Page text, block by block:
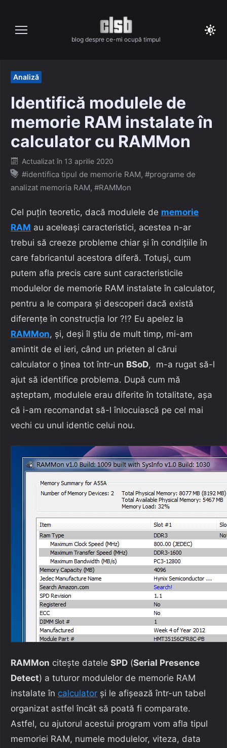
content
blog despre ce-mi ocupă timpul
Analiză
Identifică modulele de
memorie RAM instalate în
calculator cu RAMMon
Posted
on
Actualizat în 13 aprilie 2020
#identifica tipul de memorie RAM, #programe de
analizat memoria RAM, #RAMMon
Cel puțin teoretic, dacă modulele de memorie
RAM au aceleași caracteristici, acestea n-ar
trebui să creeze probleme chiar și în condițiile în
care fabricantul acestora diferă. Totuși, cum
putem afla precis care sunt caracteristicile
modulelor de memorie RAM instalate în calculator,
pentru a le compara și descoperi dacă există
diferențe în construcția lor ?!? Eu apelez la
RAMMon, și, deși îl știu de mult timp, mi-am
amintit de el ieri, când un prieten al cărui
calculator o ținea tot într-un BSoD, m-a rugat să-l
ajut să identifice problema. După cum mă
așteptam, modulele erau diferite în totalitate, așa
că i-am recomandat să-l înlocuiască pe cel mai
vechi cu unul identic celui nou.
RAMMon citește datele SPD (Serial Presence
Detect) a tuturor modulelor de memorie RAM
instalate în calculator și le afișează într-un tabel
organizat astfel încât să poată fi comparate.
Astfel, cu ajutorul acestui program vom afla tipul
memoriei RAM, numele modulelor, viteza, data